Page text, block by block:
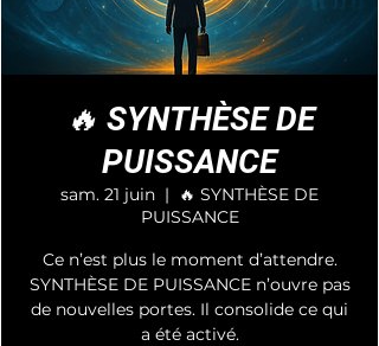
🔥 SYNTHÈSE DE
PUISSANCE
sam. 21 juin
  |
🔥 SYNTHÈSE DE
PUISSANCE
Ce n’est plus le moment d’attendre.
SYNTHÈSE DE PUISSANCE n’ouvre pas
de nouvelles portes. Il consolide ce qui
a été activé.